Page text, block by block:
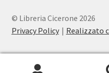
© Libreria Cicerone 2026
Privacy Policy
Realizzato